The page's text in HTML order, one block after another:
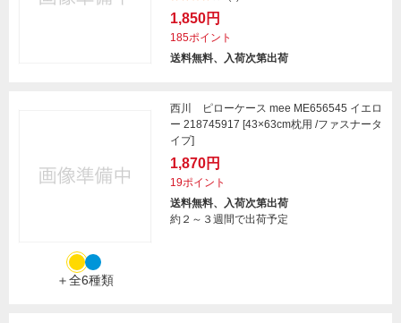
1,850円
185ポイント
送料無料、入荷次第出荷
＋全6種類
西川 ピローケース mee ME656545 イエロ
ー 218745917 [43×63cm枕用 /ファスナータ
イプ]
1,870円
19ポイント
送料無料、入荷次第出荷
約２～３週間で出荷予定